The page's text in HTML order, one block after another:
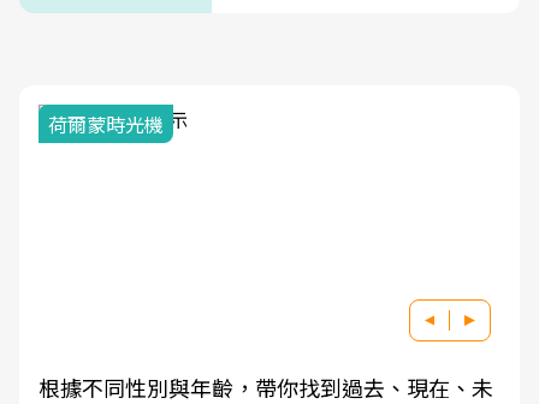
荷爾蒙時光機
根據不同性別與年齡，帶你找到過去、現在、未